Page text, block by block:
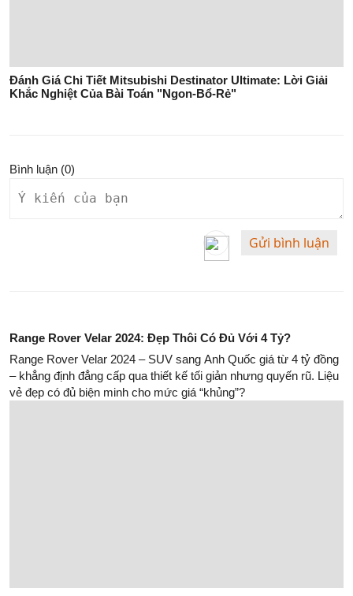
Đánh Giá Chi Tiết Mitsubishi Destinator Ultimate: Lời Giải
Khắc Nghiệt Của Bài Toán "Ngon-Bổ-Rẻ"
Bình luận (0)
Gửi bình luận
Range Rover Velar 2024: Đẹp Thôi Có Đủ Với 4 Tỷ?
Range Rover Velar 2024 – SUV sang Anh Quốc giá từ 4 tỷ đồng
– khẳng định đẳng cấp qua thiết kế tối giản nhưng quyến rũ. Liệu
vẻ đẹp có đủ biện minh cho mức giá “khủng”?